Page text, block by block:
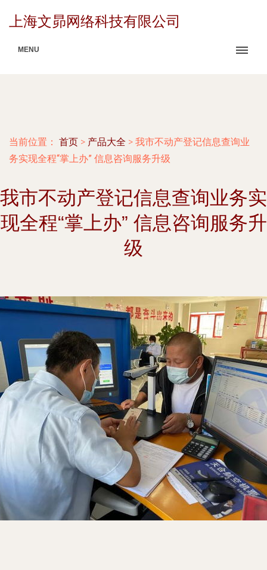
上海文昴网络科技有限公司
MENU
当前位置： 首页 > 产品大全 > 我市不动产登记信息查询业
务实现全程“掌上办” 信息咨询服务升级
我市不动产登记信息查询业务实
现全程“掌上办” 信息咨询服务升
级